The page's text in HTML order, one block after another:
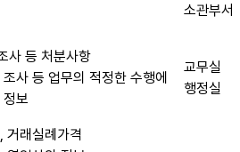
소관부서
사 등 처분사항
사 등 업무의 적정한 수행에
보
교무실
행정실
래실례가격